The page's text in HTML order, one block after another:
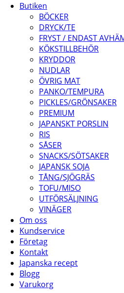
Butiken
BÖCKER
DRYCK/TE
FRYST / ENDAST
KÖKSTILLBEHÖR
KRYDDOR
NUDLAR
ÖVRIG MAT
PANKO/TEMPURA
PICKLES/GRÖNSAKER
PREMIUM
JAPANSKT PORSLIN
RIS
SÅSER
SNACKS/SÖTSAKER
JAPANSK SOJA
TÅNG/SJÖGRÄS
TOFU/MISO
UTFÖRSÄLJNING
VINÄGER
Om oss
Kundservice
Företag
Kontakt
Japanska recept
Blogg
Varukorg